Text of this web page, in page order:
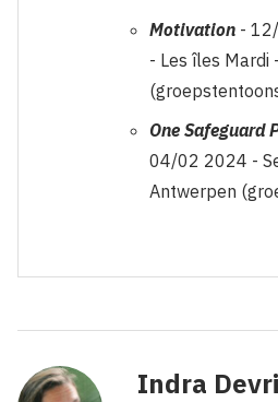
Motivation -
- Les îles Mardi
One Safeguard
04/02 2024 -
Antwerpen
Indra